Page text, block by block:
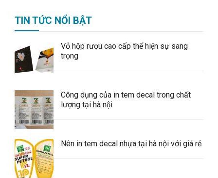
TIN TỨC NỔI BẬT
Vỏ hộp rượu cao cấp thể hiện sự sang
trọng
Công dụng của in tem decal trong chất
lượng tại hà nội
Nên in tem decal nhựa tại hà nội với giá rẻ